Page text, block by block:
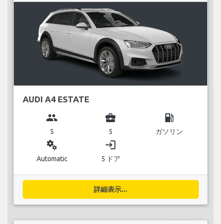
AUDI A4 ESTATE
group
5
business_center
5
local_gas_station
ガソリン
miscellaneous_services
Automatic
login
5 ドア
詳細表示...